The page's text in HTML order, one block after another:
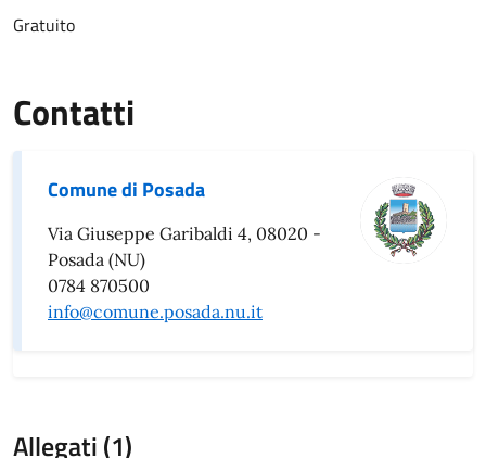
Gratuito
Contatti
Comune di Posada
Via Giuseppe Garibaldi 4, 08020 -
Posada (NU)
0784 870500
info@comune.posada.nu.it
Allegati (1)